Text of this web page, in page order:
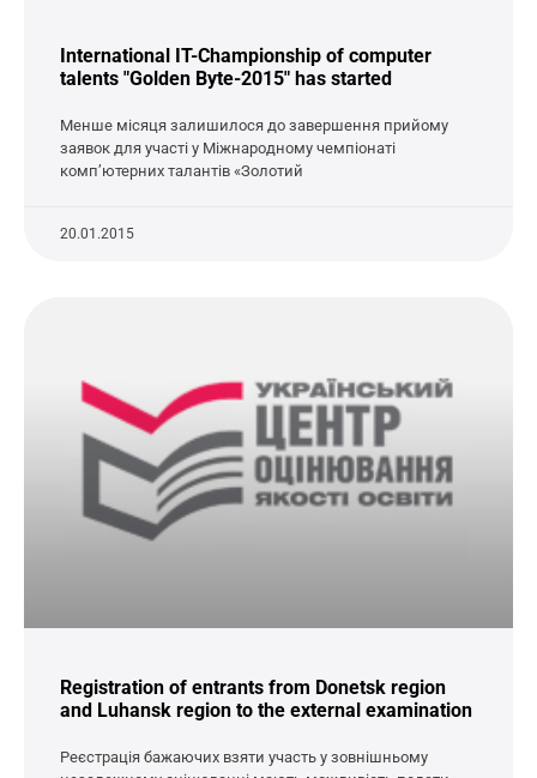
International IT-Championship of computer
talents "Golden Byte-2015" has started
Менше місяця залишилося до завершення прийому
заявок для участі у Міжнародному чемпіонаті
комп’ютерних талантів «Золотий
20.01.2015
Registration of entrants from Donetsk region
and Luhansk region to the external examination
Реєстрація бажаючих взяти участь у зовнішньому